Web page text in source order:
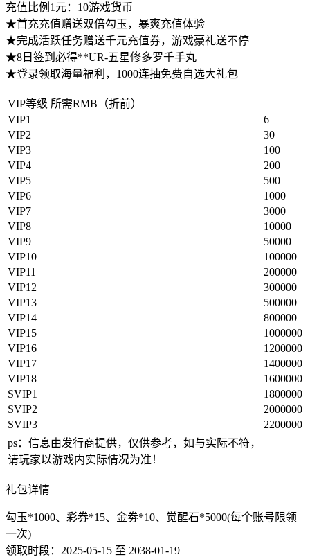
充值 比例1元：10游戏货币
★首充充值赠送双倍勾玉，暴爽充值体验
★完成活跃任务赠送千元充值券，游戏豪礼送不停
★8日签到必得**UR-五星修多罗千手丸
★登录领取海量福利， 1000连抽免费自选大礼包
VIP等级 所需RMB（折前）
VIP1
6
VIP2
30
VIP3
100
VIP4
200
VIP5
500
VIP6
1000
VIP7
3000
VIP8
10000
VIP9
50000
VIP10
100000
VIP11
200000
VIP12
300000
VIP13
500000
VIP14
800000
VIP15
1000000
VIP16
1200000
VIP17
1400000
VIP18
1600000
SVIP1
1800000
SVIP2
2000000
SVIP3
2200000
ps：信息由发行商提供，仅供参考，如与实际不符，
请玩家以游戏内实际情况为准！
礼包详情
勾玉*1000、彩券*15、金劵*10、觉醒石*5000(每个账号限领
一次)
领取时段：2025-05-15 至 2038-01-19